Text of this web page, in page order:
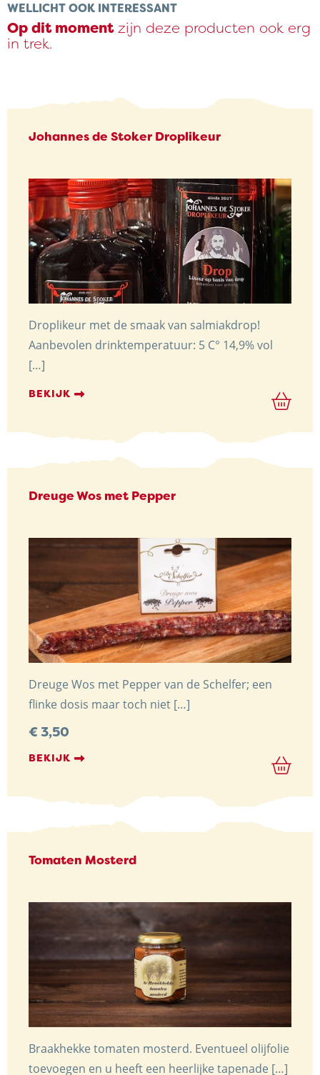
WELLICHT OOK INTERESSANT
Op dit momentzijn deze producten ook erg
in trek.
Johannes de Stoker Droplikeur
Droplikeur met de smaak van salmiakdrop!
Aanbevolen drinktemperatuur: 5 C° 14,9% vol
[…]
BEKIJK
Dreuge Wos met Pepper
Dreuge Wos met Pepper van de Schelfer; een
flinke dosis maar toch niet […]
€3,50
BEKIJK
Tomaten Mosterd
Braakhekke tomaten mosterd. Eventueel olijfolie
toevoegen en u heeft een heerlijke tapenade […]